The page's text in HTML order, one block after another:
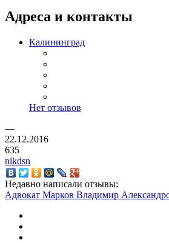
Адреса и контакты
Калининград
Нет отзывов
—
22.12.2016
635
nikdsn
Недавно написали отзывы:
Адвокат Марков Владимир